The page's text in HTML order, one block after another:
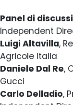
Panel di
Independent
Luigi Altavilla,
Agricole Italia
Daniele Dal Re,
Gucci
Carlo Delladio,